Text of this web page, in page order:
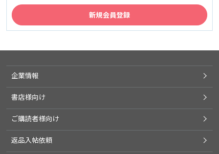
企業情報
書店様向け
ご購読者様向け
返品入帖依頼